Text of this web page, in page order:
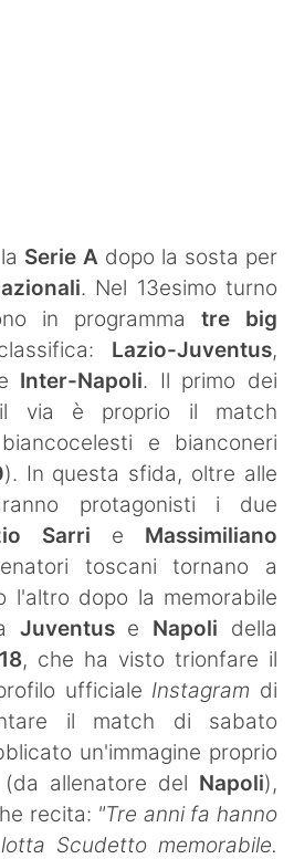
Serie A dopo la sosta per
. Nel 13esimo turno
in programma tre big
Lazio-Juventus,
Inter-Napoli. Il primo dei
via è proprio il match
e bianconeri
). In questa sfida, oltre alle
protagonisti i due
Sarri e Massimiliano
toscani tornano a
l'altro dopo la memorabile
Juventuse Napoli della
, che ha visto trionfare il
ufficiale Instagram di
il match di sabato
un'immagine proprio
(da allenatore del Napoli),
recita: "Tre anni fa hanno
Scudetto memorabile.